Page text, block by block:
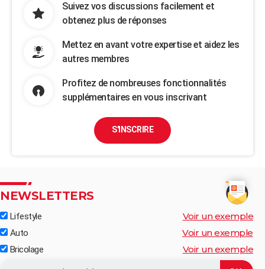
Suivez vos discussions facilement et
obtenez plus de réponses
Mettez en avant votre expertise et aidez les
autres membres
Profitez de nombreuses fonctionnalités
supplémentaires en vous inscrivant
S'INSCRIRE
NEWSLETTERS
Lifestyle Voir un exemple
Auto Voir un exemple
Bricolage Voir un exemple